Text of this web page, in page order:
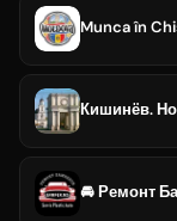
Munca în
Кишинёв.